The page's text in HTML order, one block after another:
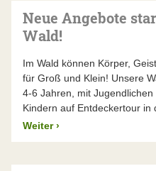
Neue Angebote
Wald!
Im Wald können Körper,
für Groß und Klein! Unsere
4-6 Jahren, mit
Kindern auf Entdeckertour in
Weiter ›